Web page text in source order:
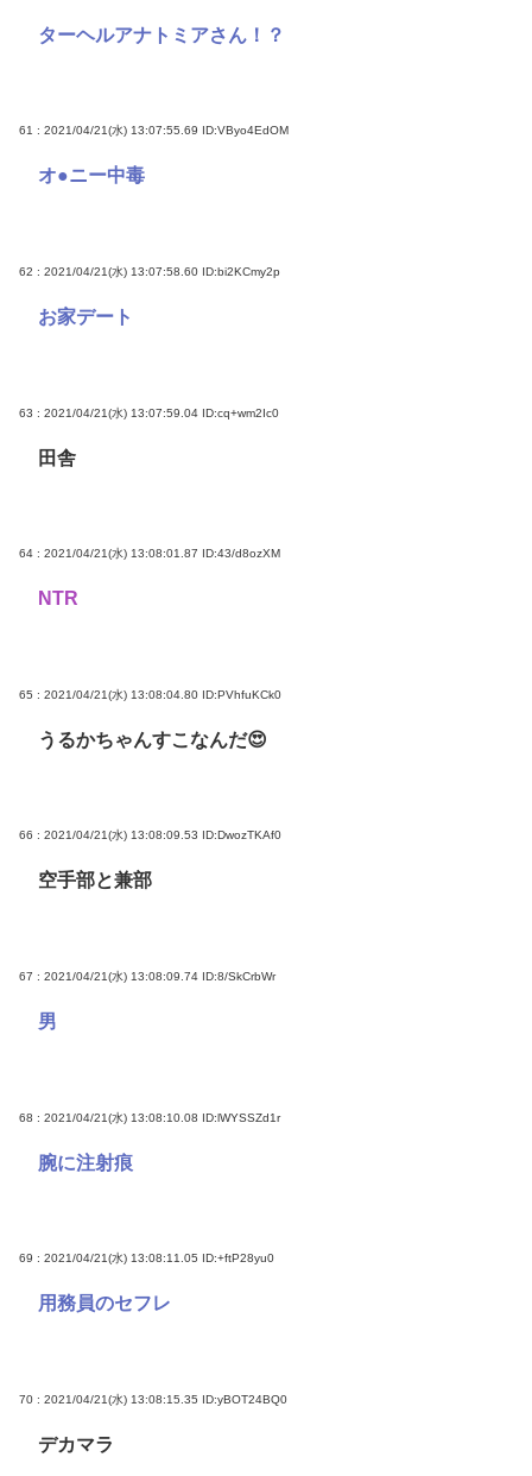
ターヘルアナトミアさん！？
61 : 2021/04/21(水) 13:07:55.69 ID:VByo4EdOM
オ●ニー中毒
62 : 2021/04/21(水) 13:07:58.60 ID:bi2KCmy2p
お家デート
63 : 2021/04/21(水) 13:07:59.04 ID:cq+wm2Ic0
田舎
64 : 2021/04/21(水) 13:08:01.87 ID:43/d8ozXM
NTR
65 : 2021/04/21(水) 13:08:04.80 ID:PVhfuKCk0
うるかちゃんすこなんだ😍
66 : 2021/04/21(水) 13:08:09.53 ID:DwozTKAf0
空手部と兼部
67 : 2021/04/21(水) 13:08:09.74 ID:8/SkCrbWr
男
68 : 2021/04/21(水) 13:08:10.08 ID:lWYSSZd1r
腕に注射痕
69 : 2021/04/21(水) 13:08:11.05 ID:+ftP28yu0
用務員のセフレ
70 : 2021/04/21(水) 13:08:15.35 ID:yBOT24BQ0
デカマラ